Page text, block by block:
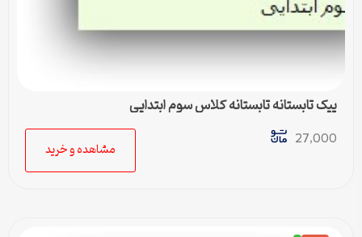
پیک تابستانه تابستانه کلاس سوم ابتدایی
27,000
مشاهده و خرید